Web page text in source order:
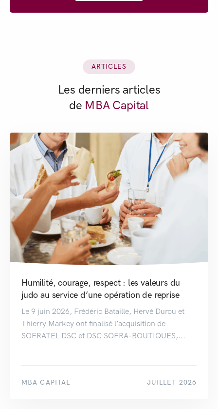
ARTICLES
Les derniers articles
de MBA Capital
Humilité, courage, respect : les valeurs du
judo au service d’une opération de reprise
Le 9 juin 2026, Frédéric Bataille, Hervé Durou et
Thierry Markey ont finalisé l’acquisition de
SOFRATEL DSC et DSC SOFRA-BOUTIQUES,...
MBA CAPITAL JUILLET 2026